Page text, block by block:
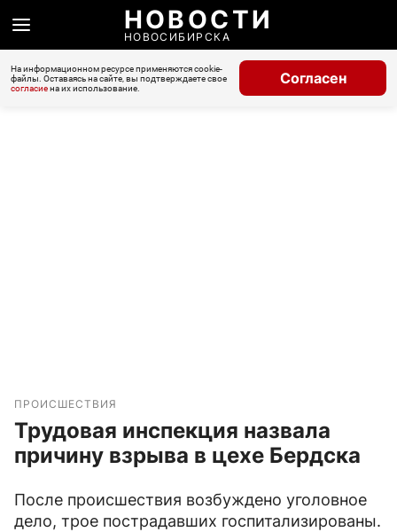
НОВОСТИ
НОВОСИБИРСКА
На информационном ресурсе применяются cookie-
файлы. Оставаясь на сайте, вы подтверждаете свое
согласиена их использование.
Согласен
ПРОИСШЕСТВИЯ
Трудовая инспекция назвала
причину взрыва в цехе Бердска
После происшествия возбуждено уголовное
дело, трое пострадавших госпитализированы.